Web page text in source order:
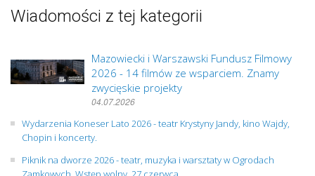
Wiadomości z tej kategorii
Mazowiecki i Warszawski Fundusz Filmowy
2026 - 14 filmów ze wsparciem. Znamy
zwycięskie projekty
04.07.2026
Wydarzenia Koneser Lato 2026 - teatr Krystyny Jandy, kino Wajdy,
Chopin i koncerty.
Piknik na dworze 2026 - teatr, muzyka i warsztaty w Ogrodach